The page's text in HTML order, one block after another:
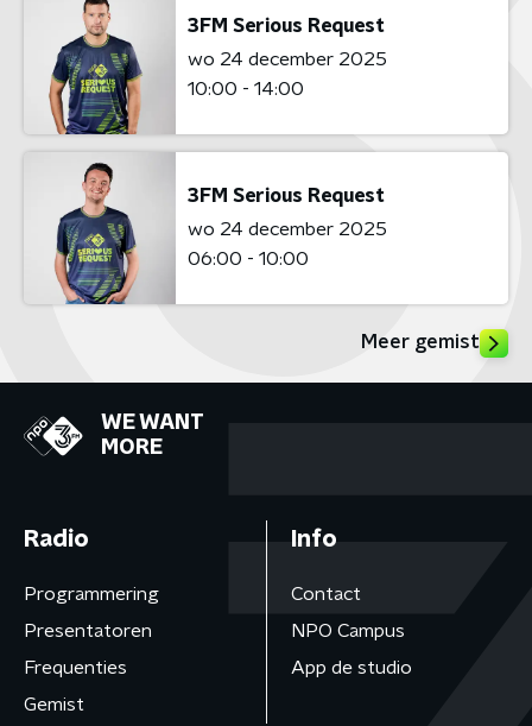
3FM Serious Request
wo 24 december 2025
10:00 - 14:00
3FM Serious Request
wo 24 december 2025
06:00 - 10:00
Meer gemist
WE WANT
MORE
Radio
Programmering
Presentatoren
Frequenties
Gemist
Info
Contact
NPO Campus
App de studio